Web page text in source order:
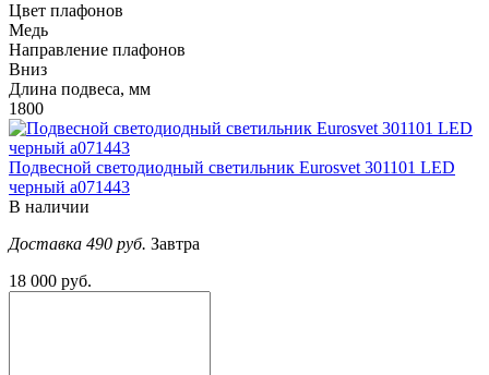
Цвет плафонов
Медь
Направление плафонов
Вниз
Длина подвеса, мм
1800
Подвесной светодиодный светильник Eurosvet 301101 LED
черный a071443
В наличии
Доставка 490 руб. Завтра
18 000 руб.